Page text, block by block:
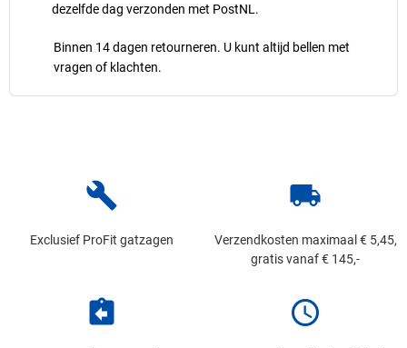
dezelfde dag verzonden met PostNL.
Binnen 14 dagen retourneren. U kunt altijd bellen met
vragen of klachten.
build
Exclusief ProFit gatzagen
local_shipping
Verzendkosten maximaal € 5,45,
gratis vanaf € 145,-
assignment_return schedule